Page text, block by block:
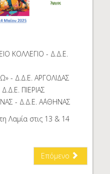
ΚΟΛΛΕΓΙΟ - Δ.Δ.Ε.
- Δ.Δ.Ε. ΑΡΓΟΛΙΔΑΣ
ΠΙΕΡΙΑΣ
- Δ.Δ.Ε. Α΄ΑΘΗΝΑΣ
Λαμία στις 13 & 14
Επόμενο